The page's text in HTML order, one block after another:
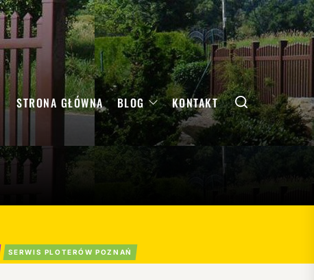
STRONA GŁÓWNA BLOG KONTAKT Search
SERWIS PLOTERÓW POZNAŃ